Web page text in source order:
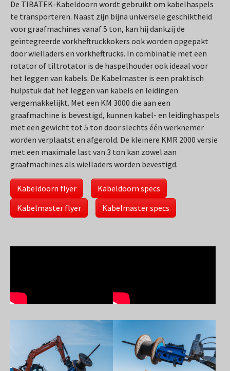
De TIBATEK-Kabeldoorn wordt gebruikt om kabelhaspels
te transporteren. Naast zijn bijna universele geschiktheid
voor graafmachines vanaf 5 ton, kan hij dankzij de
geïntegreerde vorkheftruckkokers ook worden opgepakt
door wielladers en vorkheftrucks. In combinatie met een
rotator of tiltrotator is de haspelhouder ook ideaal voor
het leggen van kabels. De Kabelmaster is een praktisch
hulpstuk dat het leggen van kabels en leidingen
vergemakkelijkt. Met een KM 3000 die aan een
graafmachine is bevestigd, kunnen kabel- en leidinghaspels
met een gewicht tot 5 ton door slechts één werknemer
worden verplaatst en afgerold. De kleinere KMR 2000 versie
met een maximale last van 3 ton kan zowel aan
graafmachines als wielladers worden bevestigd.
Kabeldoorn flyer
Kabeldoorn specs
Kabelmaster flyer
Kabelmaster specs